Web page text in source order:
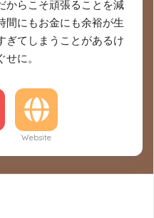
からこそ頑張ることを減
間にもお金にも余裕が生
ぎてしまうことがあるけ
に。
Website